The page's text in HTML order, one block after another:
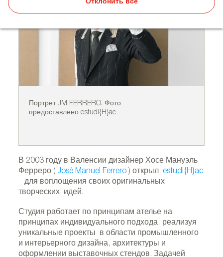
Отклонить все
Портрет JM FERRERO. Фото
предоставлено estudi{H}ac
В 2003 году в Валенсии дизайнер Хосе Мануэль
Ферреро ( José Manuel Ferrero ) открыл estudi{H}ac
для воплощения своих оригинальных
творческих идей.
Студия работает по принципам ателье на
принципах индивидуального подхода, реализуя
уникальные проекты в области промышленного
и интерьерного дизайна, архитектуры и
оформлении выставочных стендов. Задачей